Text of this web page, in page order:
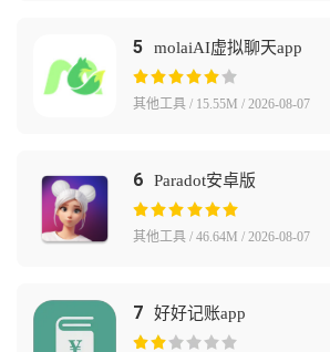
5 molaiAI虚拟聊天app
其他工具 / 15.55M / 2026-08-07
6 Paradot安卓版
其他工具 / 46.64M / 2026-08-07
7 好好记账app